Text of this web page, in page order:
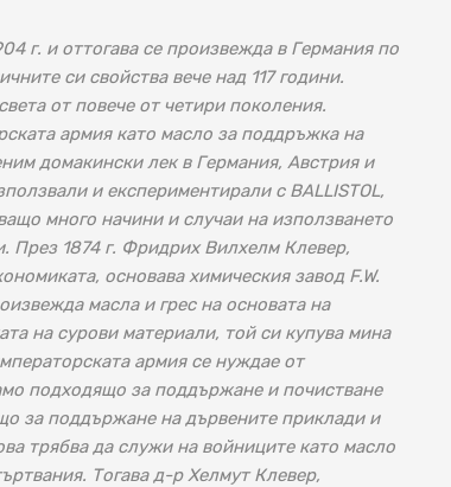
г. и оттогава се произвежда в Германия по
си свойства вече над 117 години.
от повече от четири поколения.
армия като масло за поддръжка на
домакински лек в Германия, Австрия и
и експериментирали с BALLISTOL,
много начини и случаи на използването
През 1874 г. Фридрих Вилхелм Клевер,
основава химическия завод F.W.
масла и грес на основата на
на сурови материали, той си купува мина
армия се нуждае от
подходящо за поддържане и почистване
за поддържане на дървените приклади и
трябва да служи на войниците като масло
Тогава д-р Хелмут Клевер,